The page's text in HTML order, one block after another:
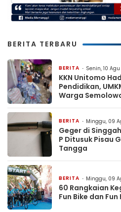
BERITA TERBARU
BERITA Senin, 10 Agu
KKN Unitomo
Pendidikan,
Warga
BERITA Minggu, 09
Geger di
P Ditusuk Pisau
Tangga
BERITA Minggu, 09
60 Rangkaian
Fun Bike dan